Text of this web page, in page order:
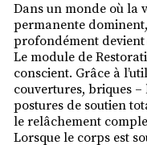
Dans un monde où la
permanente
profondément devient
Le module de
conscient. Grâce à
couvertures, briques
postures de soutien
le relâchement
Lorsque le corps est